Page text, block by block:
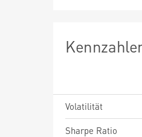
Volatilität
Sharpe Ratio